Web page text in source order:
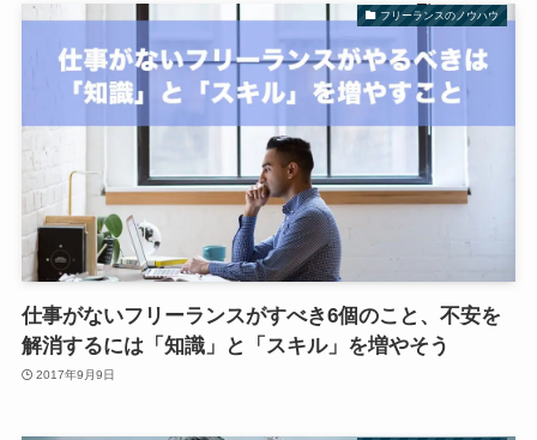
フリーランスのノウハウ
仕事がないフリーランスがすべき6個のこと、不安を
解消するには「知識」と「スキル」を増やそう
2017年9月9日